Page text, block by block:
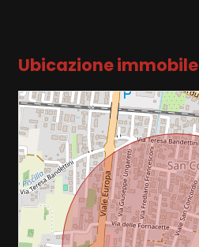
Ubicazione immobile
Lusso